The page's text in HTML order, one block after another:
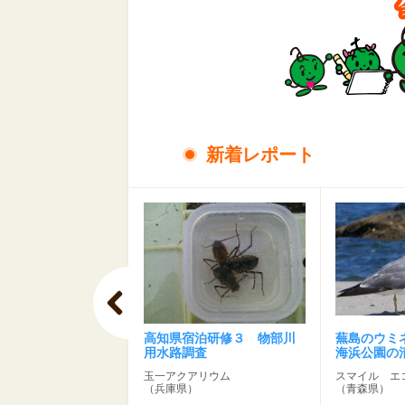
新着レポート
高知県宿泊研修３ 物部川
用水路調査
玉一アクアリウム
（兵庫県）
蕪島のウミ
海浜公園の
スマイル エ
（青森県）